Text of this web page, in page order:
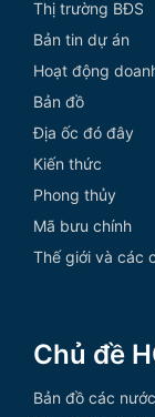
Thị trường BĐS
Bản tin dự án
Hoạt động
Bản đồ
Địa ốc đó đây
Kiến thức
Phong thủy
Mã bưu chính
Thế giới và các
Chủ đề
Bản đồ các nước